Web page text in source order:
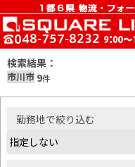
検索結果：
市川市 9件
勤務地で絞り込む